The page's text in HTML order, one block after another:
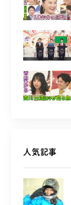
人気記事